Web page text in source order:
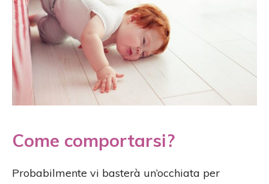
Come comportarsi?
Probabilmente vi basterà un’occhiata per